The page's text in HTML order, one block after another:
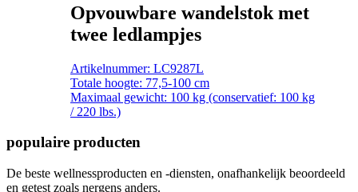
Opvouwbare wandelstok met
twee ledlampjes
Artikelnummer: LC9287L
Totale hoogte: 77,5-100 cm
Maximaal gewicht: 100 kg (conservatief: 100 kg
/ 220 lbs.)
populaire producten
De beste wellnessproducten en -diensten, onafhankelijk beoordeeld
en getest zoals nergens anders.